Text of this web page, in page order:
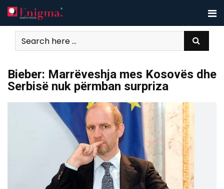
Skip
to
content
Bieber: Marrëveshja mes Kosovës dhe
Serbisë nuk përmban surpriza